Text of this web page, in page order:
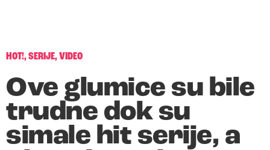
HOT!,SERIJE,VIDEO
Ove glumice su bile
trudne dok su
simale hit serije, a